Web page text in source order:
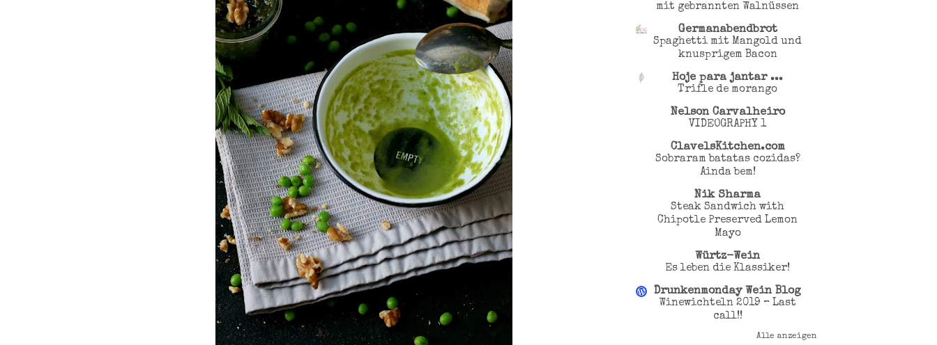
mit gebrannten Walnüssen
Germanabendbrot
Spaghetti mit Mangold und
knusprigem Bacon
Hoje para jantar ...
Trifle de morango
Nelson Carvalheiro
VIDEOGRAPHY 1
ClavelsKitchen.com
Sobraram batatas cozidas?
Ainda bem!
Nik Sharma
Steak Sandwich with
Chipotle Preserved Lemon
Mayo
Würtz-Wein
Es leben die Klassiker!
Drunkenmonday Wein Blog
Winewichteln 2019 – Last
call!!
Alle anzeigen